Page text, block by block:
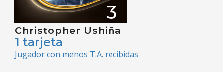
3
Christopher Ushiña
1 tarjeta
Jugador con menos T.A. recibidas